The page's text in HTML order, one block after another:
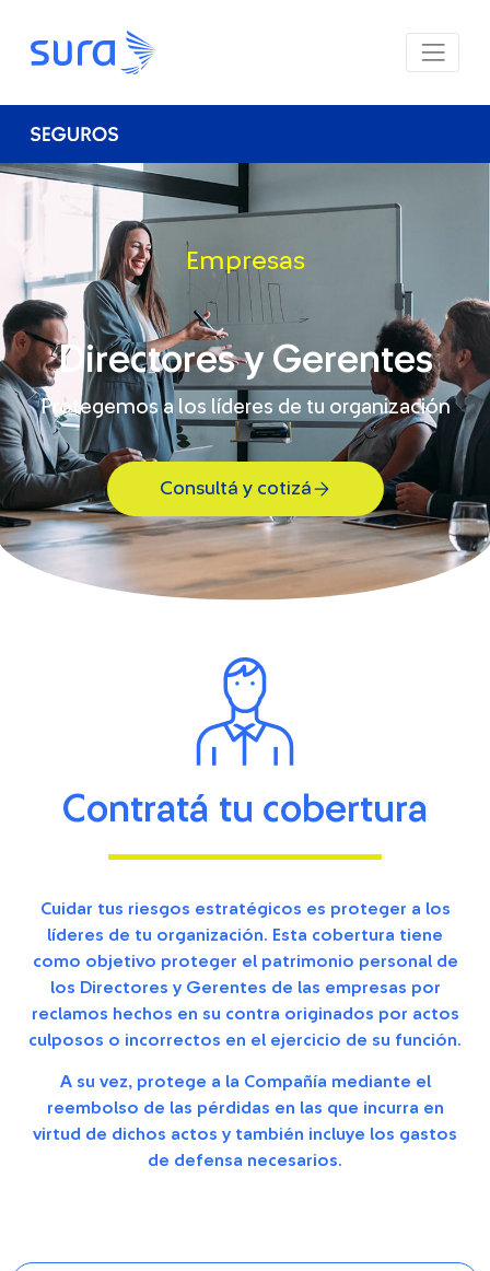
Empresas
Directores y Gerentes
Protegemos a los líderes de tu organización
Consultá y cotizá
Contratá tu cobertura
Cuidar tus riesgos estratégicos es proteger a los
líderes de tu organización. Esta cobertura tiene
como objetivo proteger el patrimonio personal de
los Directores y Gerentes de las empresas por
reclamos hechos en su contra originados por actos
culposos o incorrectos en el ejercicio de su función.
A su vez, protege a la Compañía mediante el
reembolso de las pérdidas en las que incurra en
virtud de dichos actos y también incluye los gastos
de defensa necesarios.